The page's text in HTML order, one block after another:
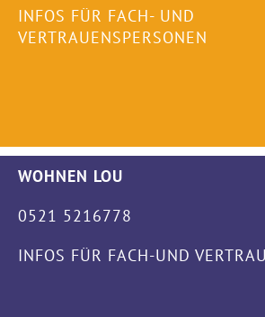
INFOS FÜR FACH- UND
VERTRAUENSPERSONEN
WOHNEN LOU
0521 5216778
INFOS FÜR FACH-UND